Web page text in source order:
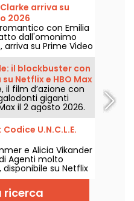
arriva su
2026
con Emilia
dall'omonimo
arriva su Prime Video
il blockbuster con
Netflix e HBO Max
film d’azione con
giganti
il 2 agosto 2026.
U.N.C.L.E.
e Alicia Vikander
Agenti molto
disponibile su Netflix
ricerca